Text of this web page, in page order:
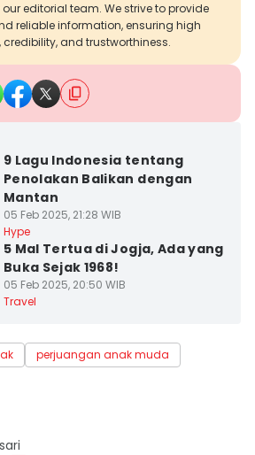
editorial team. We strive to provide
reliable information, ensuring high
and trustworthiness.
9 Lagu Indonesia tentang
Penolakan Balikan dengan
Mantan
05 Feb 2025, 21:28 WIB
Hype
5 Mal Tertua di Jogja, Ada yang
Buka Sejak 1968!
05 Feb 2025, 20:50 WIB
Travel
perjuangan anak muda